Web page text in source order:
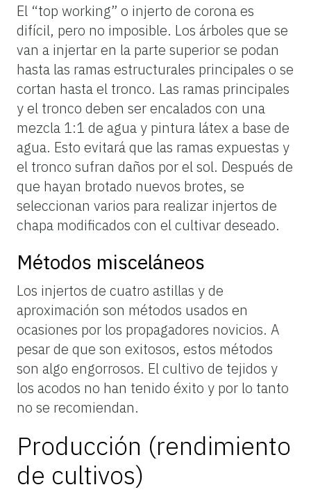
El “top working” o injerto de corona es
difícil, pero no imposible. Los árboles que se
van a injertar en la parte superior se podan
hasta las ramas estructurales principales o se
cortan hasta el tronco. Las ramas principales
y el tronco deben ser encalados con una
mezcla 1:1 de agua y pintura látex a base de
agua. Esto evitará que las ramas expuestas y
el tronco sufran daños por el sol. Después de
que hayan brotado nuevos brotes, se
seleccionan varios para realizar injertos de
chapa modificados con el cultivar deseado.
Métodos misceláneos
Los injertos de cuatro astillas y de
aproximación son métodos usados en
ocasiones por los propagadores novicios. A
pesar de que son exitosos, estos métodos
son algo engorrosos. El cultivo de tejidos y
los acodos no han tenido éxito y por lo tanto
no se recomiendan.
Producción (rendimiento
de cultivos)